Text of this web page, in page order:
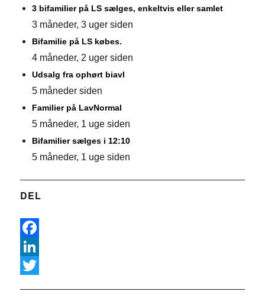
3 bifamilier på LS sælges, enkeltvis eller samlet
3 måneder, 3 uger siden
Bifamilie på LS købes.
4 måneder, 2 uger siden
Udsalg fra ophørt biavl
5 måneder siden
Familier på LavNormal
5 måneder, 1 uge siden
Bifamilier sælges i 12:10
5 måneder, 1 uge siden
DEL
F
a
L